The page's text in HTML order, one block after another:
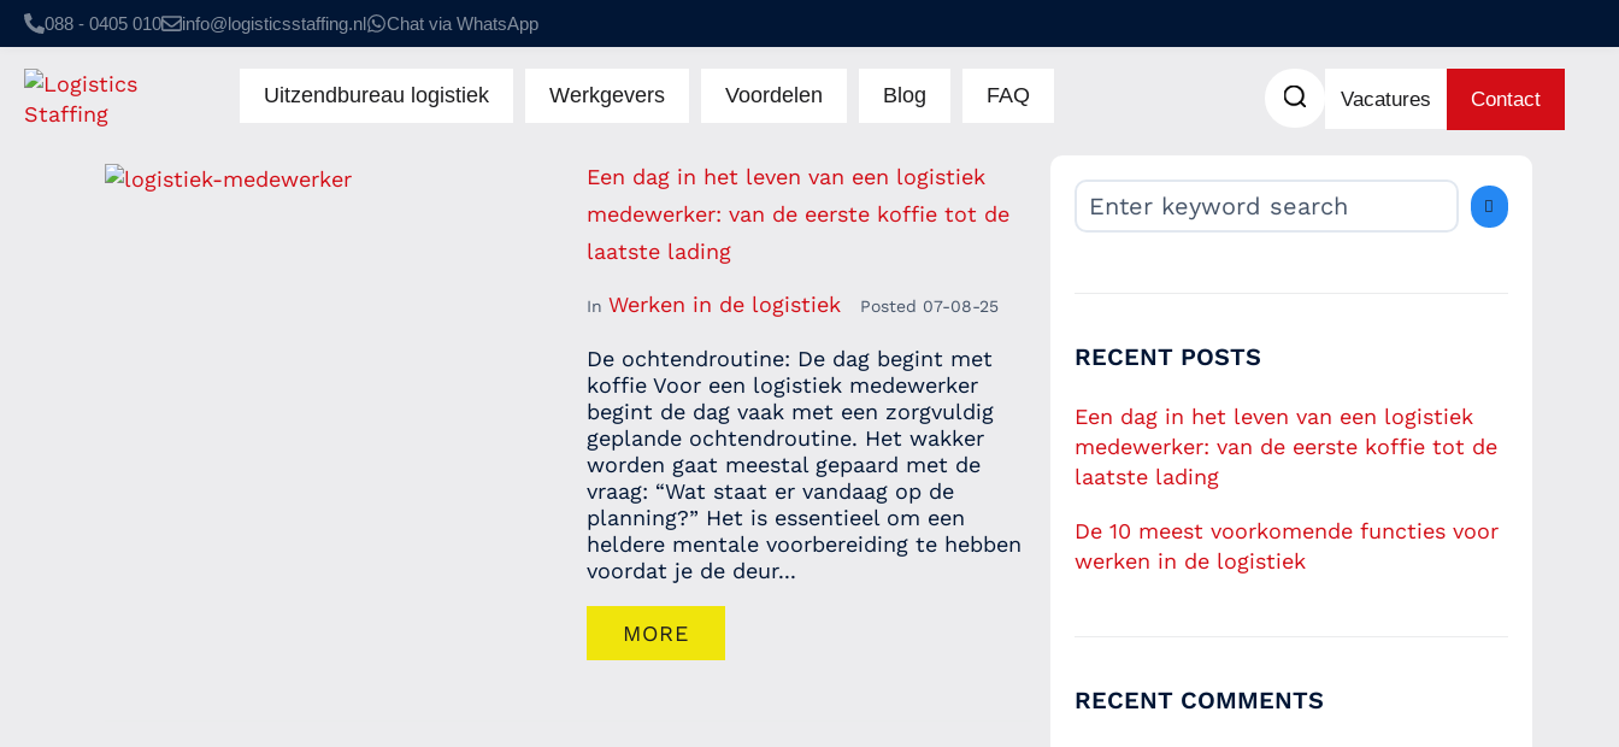
088 - 0405 010 info@logisticsstaffing.nl Chat via WhatsApp
Uitzendbureau logistiek Werkgevers Voordelen Blog FAQ Vacatures Contact
Een dag in het leven van een logistiek
medewerker: van de eerste koffie tot de
laatste lading
In Werken in de logistiek Posted 07-08-25
De ochtendroutine: De dag begint met
koffie Voor een logistiek medewerker
begint de dag vaak met een zorgvuldig
geplande ochtendroutine. Het wakker
worden gaat meestal gepaard met de
vraag: “Wat staat er vandaag op de
planning?” Het is essentieel om een
heldere mentale voorbereiding te hebben
voordat je de deur...
MORE
RECENT POSTS
Een dag in het leven van een logistiek
medewerker: van de eerste koffie tot de
laatste lading
De 10 meest voorkomende functies voor
werken in de logistiek
RECENT COMMENTS